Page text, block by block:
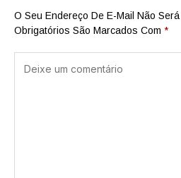
O Seu Endereço De E-Mail Não
Obrigatórios São Marcados Com *